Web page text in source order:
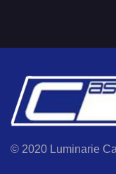
© 2020 Luminarie